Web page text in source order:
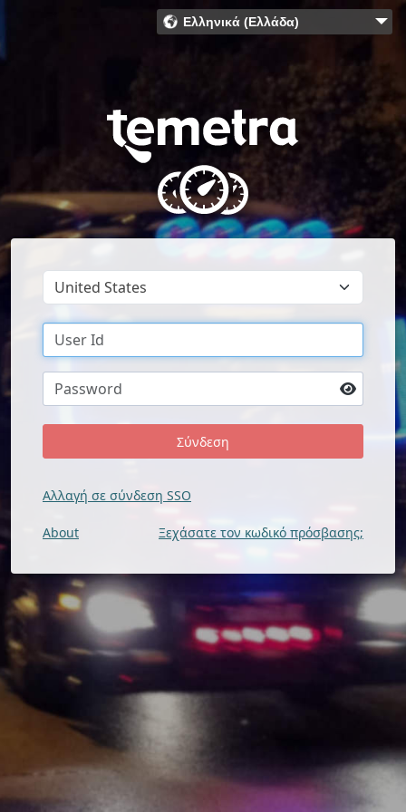
Ελληνικά (Ελλάδα)
Αλλαγή σε σύνδεση SSO
About Ξεχάσατε τον κωδικό πρόσβασης;